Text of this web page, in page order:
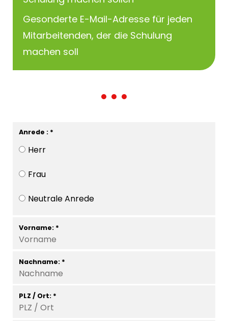
Gesonderte E-Mail-Adresse für jeden
Mitarbeitenden, der die Schulung
machen soll
Anrede : *
Herr
Frau
Neutrale Anrede
Vorname: *
Nachname: *
PLZ / Ort: *